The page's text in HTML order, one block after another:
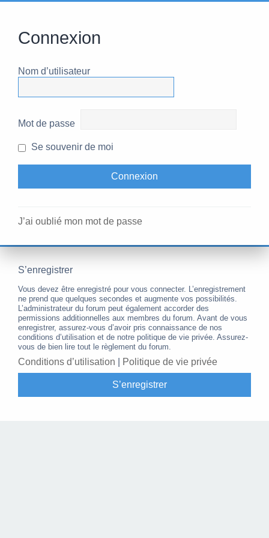
Connexion
Nom d’utilisateur
Mot de passe
Se souvenir de moi
J’ai oublié mon mot de passe
S’enregistrer
Vous devez être enregistré pour vous connecter. L’enregistrement
ne prend que quelques secondes et augmente vos possibilités.
L’administrateur du forum peut également accorder des
permissions additionnelles aux membres du forum. Avant de vous
enregistrer, assurez-vous d’avoir pris connaissance de nos
conditions d’utilisation et de notre politique de vie privée. Assurez-
vous de bien lire tout le règlement du forum.
Conditions d’utilisation Politique de vie privée
S’enregistrer